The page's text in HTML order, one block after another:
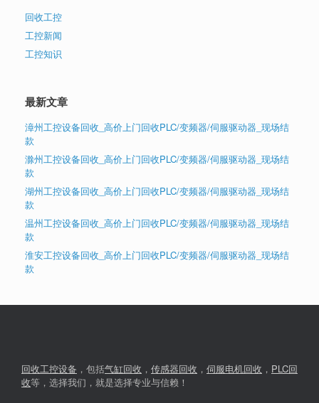
回收工控
工控新闻
工控知识
最新文章
漳州工控设备回收_高价上门回收PLC/变频器/伺服驱动器_现场结
款
滁州工控设备回收_高价上门回收PLC/变频器/伺服驱动器_现场结
款
湖州工控设备回收_高价上门回收PLC/变频器/伺服驱动器_现场结
款
温州工控设备回收_高价上门回收PLC/变频器/伺服驱动器_现场结
款
淮安工控设备回收_高价上门回收PLC/变频器/伺服驱动器_现场结
款
回收工控设备 ，包括气缸回收 ， 传感器回收 ， 伺服电机回收 ， PLC回
收等，选择我们，就是选择专业与信赖！